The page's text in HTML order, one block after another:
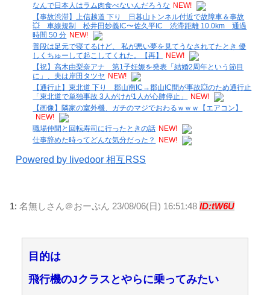
なんで日本人はラム肉食べないんだろうな NEW!
【事故渋滞】上信越道 下り 日暮山トンネル付近で故障車＆事故
💥 車線規制 松井田妙義IC〜佐久平IC 渋滞距離 10.0km 通過
時間 50 分 NEW!
普段は足元で寝てるけど、 私が悪い夢を見てうなされてたとき 優
しくちゅーして起こしてくれた。【再】
NEW!
【祝】高木由梨奈アナ 第1子妊娠を発表「結婚2周年という節目
に」、夫は岸田タツヤ NEW!
【通行止】東北道 下り 郡山南IC→郡山IC間が事故💥のため通行止
「東北道で単独事故 3人がけが1人が心肺停止」
NEW!
【画像】隣家の室外機、ガチのマジでおわるｗｗｗ【エアコン】
NEW!
職場仲間と回転寿司に行ったときの話 NEW!
仕事辞めた時ってどんな気分だった？
NEW!
Powered by livedoor 相互RSS
1: 名無しさん＠おーぷん 23/08/06(日) 16:51:48 ID:tW6U
目的は
飛行機のJクラスとやらに乗ってみたい